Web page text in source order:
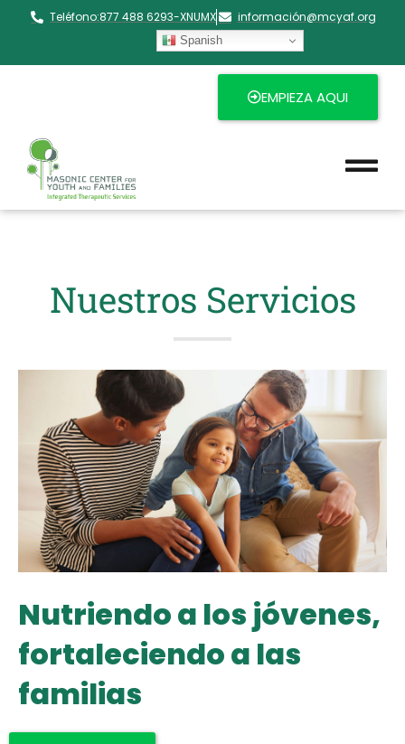
Teléfono:877 488 6293-XNUMX información@mcyaf.org​
Spanish
EMPIEZA AQUI
Nuestros Servicios
Nutriendo a los jóvenes,
fortaleciendo a las
familias